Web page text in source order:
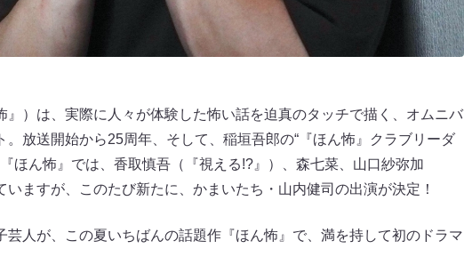
』）は、実際に人々が体験した怖い話を迫真のタッチで描く、オムニバ
放送開始から25周年、そして、稲垣吾郎の“『ほん怖』クラブリーダ
ほん怖』では、香取慎吾（『視える!?』）、森七菜、山口紗弥加
いますが、このたび新たに、かまいたち・山内健司の出演が決定！
人が、この夏いちばんの話題作『ほん怖』で、満を持して初のドラマ